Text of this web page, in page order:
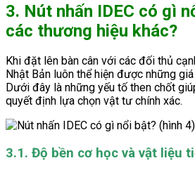
3. Nút nhấn IDEC có gì
các thương hiệu khác?
Khi đặt lên bàn cân với các đối thủ
Nhật Bản luôn thể hiện được những
Dưới đây là những yếu tố then chốt
quyết định lựa chọn vật tư chính xác.
3.1. Độ bền cơ học và vật liệu